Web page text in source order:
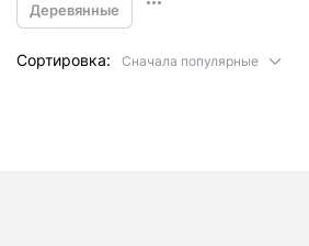
Деревянные
Сортировка: Сначала популярные